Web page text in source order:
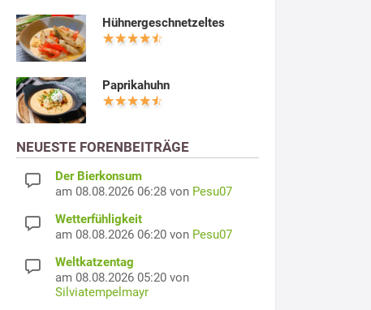
Hühnergeschnetzeltes
Paprikahuhn
NEUESTE FORENBEITRÄGE
Der Bierkonsum
am 08.08.2026 06:28 von Pesu07
Wetterfühligkeit
am 08.08.2026 06:20 von Pesu07
Weltkatzentag
am 08.08.2026 05:20 von
Silviatempelmayr